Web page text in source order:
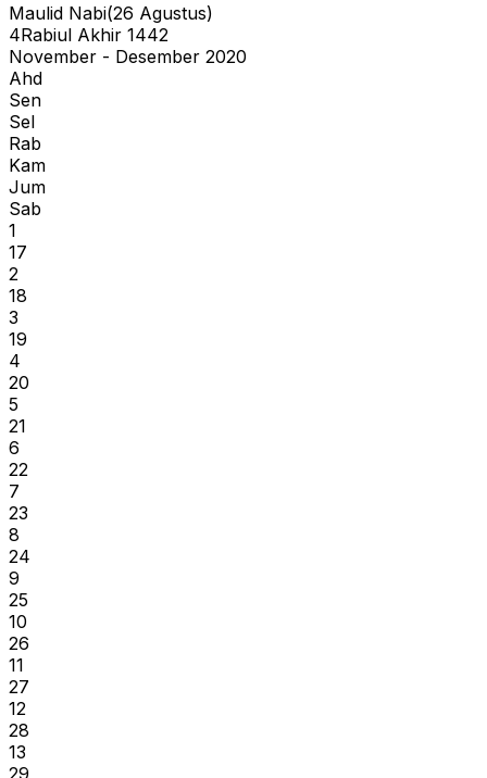
Maulid Nabi(26 Agustus)
4Rabiul Akhir 1442
November - Desember 2020
Ahd
Sen
Sel
Rab
Kam
Jum
Sab
1
17
2
18
3
19
4
20
5
21
6
22
7
23
8
24
9
25
10
26
11
27
12
28
13
29